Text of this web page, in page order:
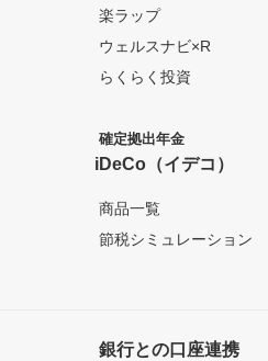
楽ラップ
ウェルスナビ×R
らくらく投資
確定拠出年金
iDeCo（イデコ）
商品一覧
節税シミュレーション
銀行との口座連携